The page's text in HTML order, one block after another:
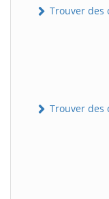
Trouver des
Trouver des